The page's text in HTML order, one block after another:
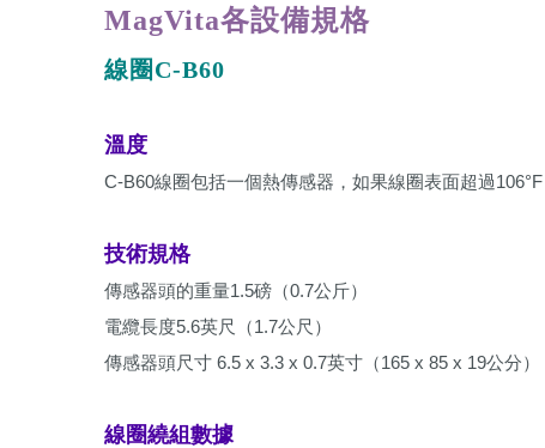
MagVita各設備規格
線圈C-B60
溫度
C-B60線圈包括一個熱傳感器，如果線圈表面超過
技術規格
傳感器頭的重量1.5磅（0.7公斤）
電纜長度5.6英尺（1.7公尺）
傳感器頭尺寸 6.5 x 3.3 x 0.7英寸（165 x 85 x 19公分）
線圈繞組數據